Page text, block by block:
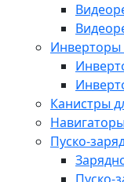
Канистры
Пуско-